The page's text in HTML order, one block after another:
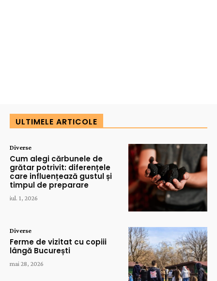
ULTIMELE ARTICOLE
Diverse
Cum alegi cărbunele de
grătar potrivit: diferențele
care influențează gustul și
timpul de preparare
iul. 1, 2026
Diverse
Ferme de vizitat cu copiii
lângă București
mai 28, 2026